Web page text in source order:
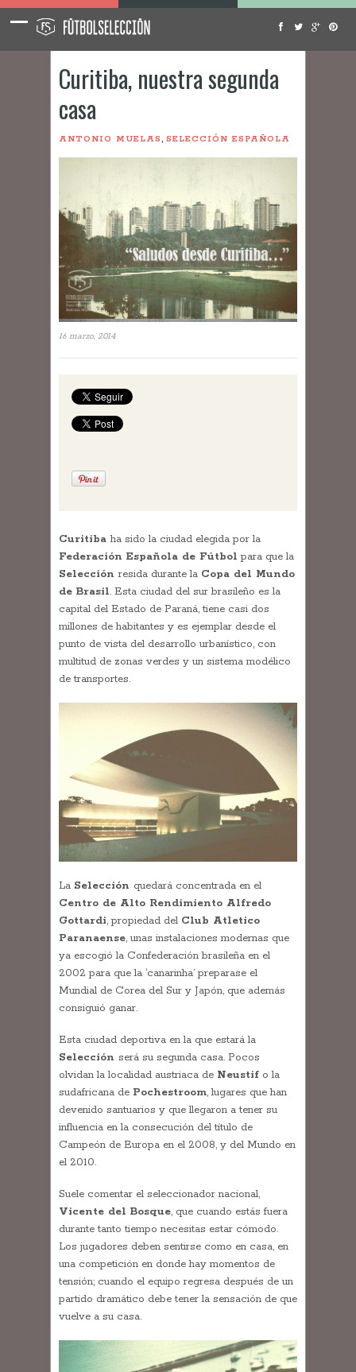
Curitiba, nuestra segunda
casa
ANTONIO MUELAS , SELECCIÓN ESPAÑOLA
16 marzo, 2014
Curitibaha sido la ciudad elegida por la
Federación Española de Fútbol para que la
Selecciónresida durante la Copa del Mundo
de Brasil. Esta ciudad del sur brasileño es la
capital del Estado de Paraná, tiene casi dos
millones de habitantes y es ejemplar desde el
punto de vista del desarrollo urbanístico, con
multitud de zonas verdes y un sistema modélico
de transportes.
La Selección quedará concentrada en el
Centro de Alto Rendimiento Alfredo
Gottardi, propiedad del Club Atletico
Paranaense, unas instalaciones modernas que
ya escogió la Confederación brasileña en el
2002 para que la ‘canarinha’ preparase el
Mundial de Corea del Sur y Japón, que además
consiguió ganar.
Esta ciudad deportiva en la que estará la
Selección será su segunda casa. Pocos
olvidan la localidad austriaca de Neustif o la
sudafricana de Pochestroom, lugares que han
devenido santuarios y que llegaron a tener su
influencia en la consecución del título de
Campeón de Europa en el 2008, y del Mundo en
el 2010.
Suele comentar el seleccionador nacional,
Vicente del Bosque, que cuando estás fuera
durante tanto tiempo necesitas estar cómodo.
Los jugadores deben sentirse como en casa, en
una competición en donde hay momentos de
tensión; cuando el equipo regresa después de un
partido dramático debe tener la sensación de que
vuelve a su casa.